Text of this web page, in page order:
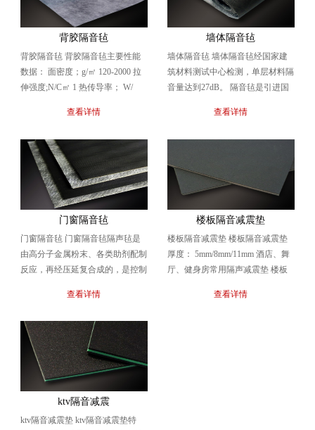
背胶隔音毡
背胶隔音毡 背胶隔音毡主要性能
数据： 面密度；g/㎡ 120-2000 拉
伸强度;N/C㎡ 1 热传导率； W/
查看详情
墙体隔音毡
墙体隔音毡 墙体隔音毡经国家建
筑材料测试中心检测，单层材料隔
音量达到27dB。 隔音毡是引进国
EPDM（三元乙丙）与...
查看详情
门窗隔音毡
门窗隔音毡 门窗隔音毡隔声毡是
由高分子金属粉末、各类助剂配制
反应，再经压延复合成的，是控制
种新型的隔声材料，...
查看详情
楼板隔音减震垫
楼板隔音减震垫 楼板隔音减震垫
厚度： 5mm/8mm/11mm 酒店、舞
厅、健身房常用隔声减震垫 楼板
查看详情
ktv隔音减震
ktv隔音减震垫 ktv隔音减震垫特